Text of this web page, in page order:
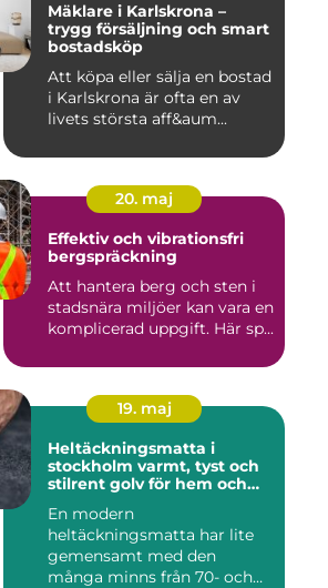
Mäklare i Karlskrona –
trygg försäljning och smart
bostadsköp
Att köpa eller sälja en bostad
i Karlskrona är ofta en av
livets största aff&aum...
20. maj
Effektiv och vibrationsfri
bergspräckning
Att hantera berg och sten i
stadsnära miljöer kan vara en
komplicerad uppgift. Här sp...
19. maj
Heltäckningsmatta i
stockholm varmt, tyst och
stilrent golv för hem och
En modern
heltäckningsmatta har lite
gemensamt med den
många minns från 70- och